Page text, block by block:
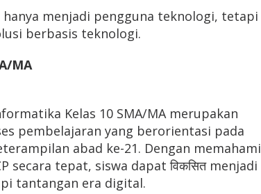
menjadi pengguna teknologi, tetapi
berbasis teknologi.
MA
Kelas 10 SMA/MA merupakan
pembelajaran yang berorientasi pada
abad ke-21. Dengan memahami
secara tepat, siswa dapat विकसित menjadi
tantangan era digital.